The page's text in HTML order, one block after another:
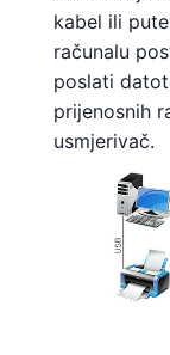
kabel ili
računalu
poslati
prijenosnih
usmjerivač.